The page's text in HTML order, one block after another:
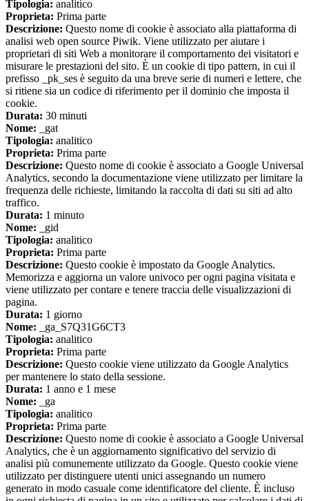
Tipologia: analitico
Proprieta: Prima parte
Descrizione: Questo nome di cookie è associato alla piattaforma di
analisi web open source Piwik. Viene utilizzato per aiutare i
proprietari di siti Web a monitorare il comportamento dei visitatori e
misurare le prestazioni del sito. È un cookie di tipo pattern, in cui il
prefisso _pk_ses è seguito da una breve serie di numeri e lettere, che
si ritiene sia un codice di riferimento per il dominio che imposta il
cookie.
Durata: 30 minuti
Nome: _gat
Tipologia: analitico
Proprieta: Prima parte
Descrizione: Questo nome di cookie è associato a Google Universal
Analytics, secondo la documentazione viene utilizzato per limitare la
frequenza delle richieste, limitando la raccolta di dati su siti ad alto
traffico.
Durata: 1 minuto
Nome: _gid
Tipologia: analitico
Proprieta: Prima parte
Descrizione: Questo cookie è impostato da Google Analytics.
Memorizza e aggiorna un valore univoco per ogni pagina visitata e
viene utilizzato per contare e tenere traccia delle visualizzazioni di
pagina.
Durata: 1 giorno
Nome: _ga_S7Q31G6CT3
Tipologia: analitico
Proprieta: Prima parte
Descrizione: Questo cookie viene utilizzato da Google Analytics
per mantenere lo stato della sessione.
Durata: 1 anno e 1 mese
Nome: _ga
Tipologia: analitico
Proprieta: Prima parte
Descrizione: Questo nome di cookie è associato a Google Universal
Analytics, che è un aggiornamento significativo del servizio di
analisi più comunemente utilizzato da Google. Questo cookie viene
utilizzato per distinguere utenti unici assegnando un numero
generato in modo casuale come identificatore del cliente. È incluso